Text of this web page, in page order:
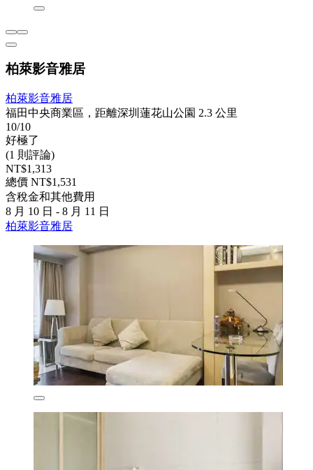
柏萊影音雅居
柏萊影音雅居
福田中央商業區，距離深圳蓮花山公園 2.3 公里
10/10
好極了
(1 則評論)
NT$1,313
總價 NT$1,531
含稅金和其他費用
8 月 10 日 - 8 月 11 日
柏萊影音雅居